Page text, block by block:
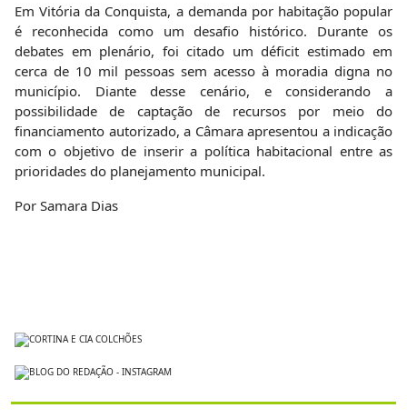
Em Vitória da Conquista, a demanda por habitação popular
é reconhecida como um desafio histórico. Durante os
debates em plenário, foi citado um déficit estimado em
cerca de 10 mil pessoas sem acesso à moradia digna no
município. Diante desse cenário, e considerando a
possibilidade de captação de recursos por meio do
financiamento autorizado, a Câmara apresentou a indicação
com o objetivo de inserir a política habitacional entre as
prioridades do planejamento municipal.
Por Samara Dias